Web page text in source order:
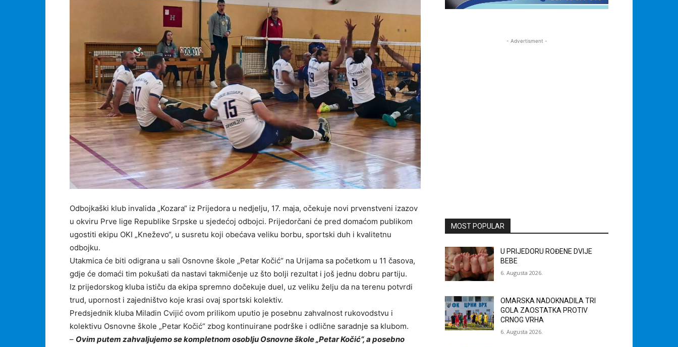
Odbojkaški klub invalida „Kozara“ iz Prijedora u nedjelju, 17. maja, očekuje novi prvenstveni izazov
u okviru Prve lige Republike Srpske u sjedećoj odbojci. Prijedorčani će pred domaćom publikom
ugostiti ekipu OKI „Kneževo“, u susretu koji obećava veliku borbu, sportski duh i kvalitetnu
odbojku.
Utakmica će biti odigrana u sali Osnovne škole „Petar Kočić“ na Urijama sa početkom u 11 časova,
gdje će domaći tim pokušati da nastavi takmičenje uz što bolji rezultat i još jednu dobru partiju.
Iz prijedorskog kluba ističu da ekipa spremno dočekuje duel, uz veliku želju da na terenu potvrdi
trud, upornost i zajedništvo koje krasi ovaj sportski kolektiv.
Predsjednik kluba Miladin Cvijić ovom prilikom uputio je posebnu zahvalnost rukovodstvu i
kolektivu Osnovne škole „Petar Kočić“ zbog kontinuirane podrške i odlične saradnje sa klubom.
– Ovim putem zahvaljujemo se kompletnom osoblju Osnovne škole „Petar Kočić“, a posebno
- Advertisment -
MOST POPULAR
U PRIJEDORU ROĐENE DVIJE
BEBE
6. Augusta 2026.
OMARSKA NADOKNADILA TRI
GOLA ZAOSTATKA PROTIV
CRNOG VRHA
6. Augusta 2026.